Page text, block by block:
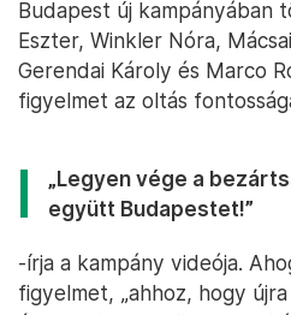
Budapest új kampányában
Eszter, Winkler Nóra,
Gerendai Károly és Marco
figyelmet az oltás
„Legyen vége a
együtt Budapestet!”
-írja a kampány videója.
figyelmet, „ahhoz, hogy